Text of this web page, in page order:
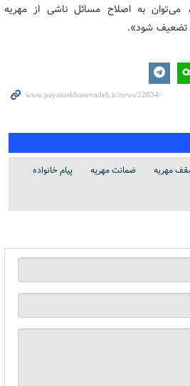
می‌توان به اصلاح مسائل ناشی از مهریه
تضعیف شود».
مهریه ضمانت مهریه
پیام خانواده